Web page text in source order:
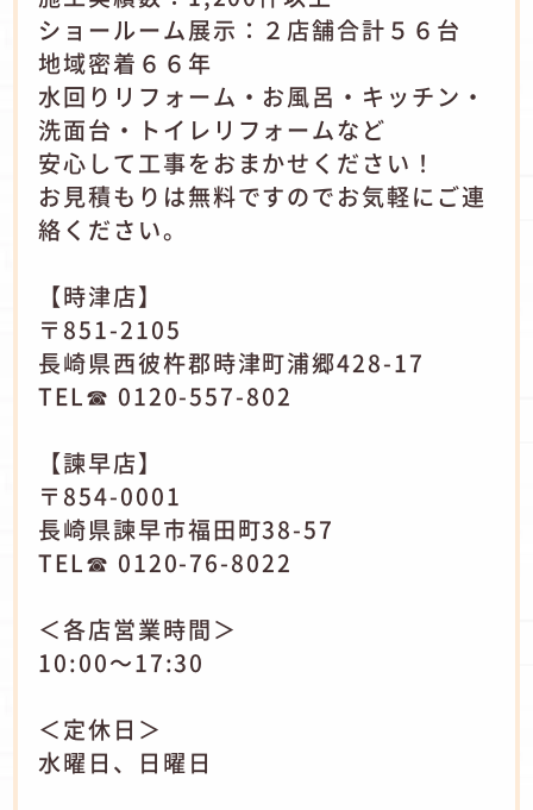
ショールーム展示：２店舗合計５６台
地域密着６６年
水回りリフォーム・お風呂・キッチン・
洗面台・トイレリフォームなど
安心して工事をおまかせください！
お見積もりは無料ですのでお気軽にご連
絡ください。
【時津店】
〒851-2105
長崎県西彼杵郡時津町浦郷428-17
TEL☎ 0120-557-802
【諫早店】
〒854-0001
長崎県諫早市福田町38-57
TEL☎ 0120-76-8022
＜各店営業時間＞
10:00～17:30
＜定休日＞
水曜日、日曜日